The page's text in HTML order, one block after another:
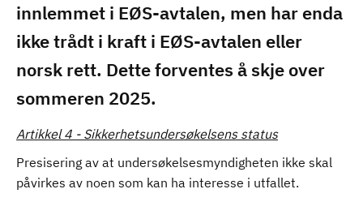
innlemmet i EØS-avtalen, men har enda
ikke trådt i kraft i EØS-avtalen eller
norsk rett. Dette forventes å skje over
sommeren 2025.
Artikkel 4 - Sikkerhetsundersøkelsens status
Presisering av at undersøkelsesmyndigheten ikke skal
påvirkes av noen som kan ha interesse i utfallet.